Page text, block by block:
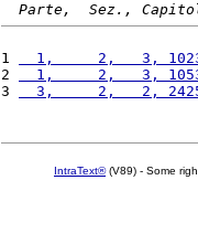
Parte,  Sez.,
1
1,     2,   3,
2
1,     2,   3,
3
3,     2,   2,
IntraText®(V89) - Some